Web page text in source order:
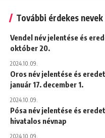
További érdekes nevek
Vendel név jelentése és
október 20.
2024.10.09.
Oros név jelentése és
január 17. december 1.
2024.10.09.
Pósa név jelentése és
hivatalos névnap
2024.10.09.